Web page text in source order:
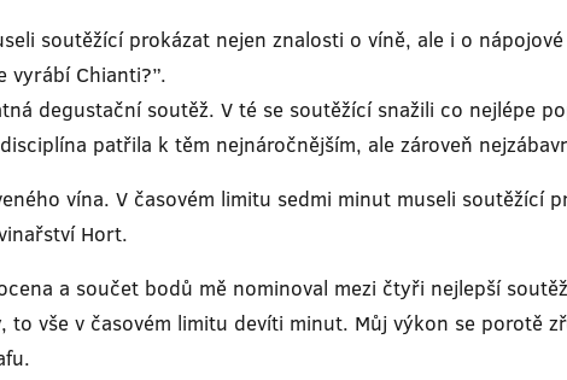
soutěžící prokázat nejen znalosti o víně, ale i o
vyrábí Chianti?”.
degustační soutěž. V té se soutěžící snažili co nejlépe
patřila k těm nejnáročnějším, ale zároveň
vína. V časovém limitu sedmi minut museli soutěžící
Hort.
a součet bodů mě nominoval mezi čtyři nejlepší
vše v časovém limitu devíti minut. Můj výkon se porotě